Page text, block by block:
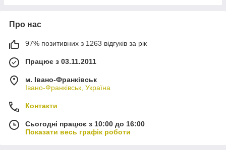
Про нас
97% позитивних з 1263 відгуків за рік
Працює з 03.11.2011
м. Івано-Франківськ
Івано-Франківськ, Україна
Контакти
Сьогодні працює з 10:00 до 16:00
Показати весь графік роботи